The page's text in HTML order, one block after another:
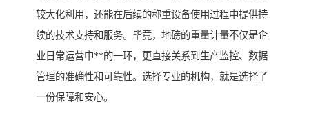
较大化利用，还能在后续的称重设备使用过程中提供持
续的技术支持和服务。毕竟，地磅的重量计量不仅是企
业日常运营中**的一环，更直接关系到生产监控、数据
管理的准确性和可靠性。选择专业的机构，就是选择了
一份保障和安心。